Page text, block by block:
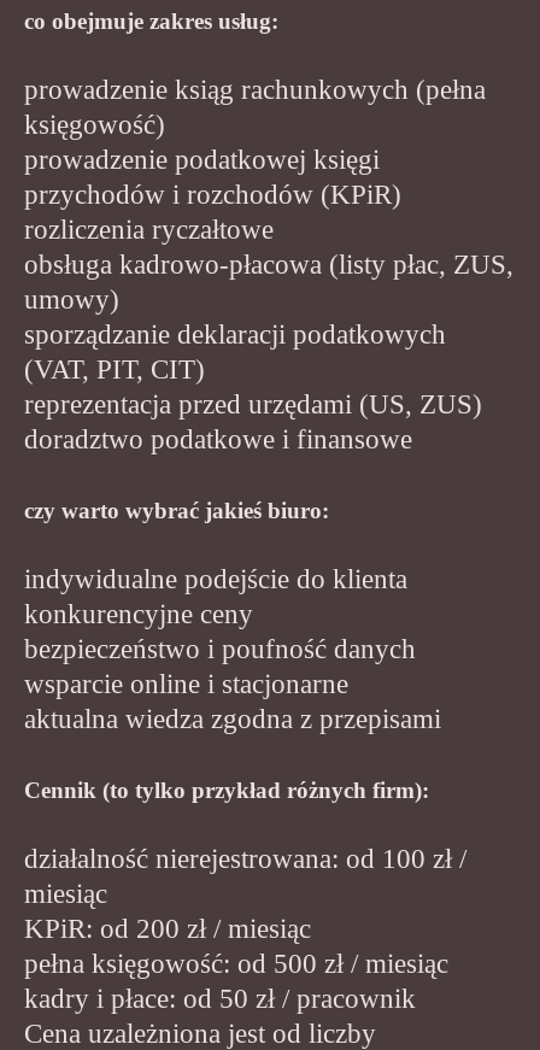
co obejmuje zakres usług:
prowadzenie ksiąg rachunkowych (pełna
księgowość)
prowadzenie podatkowej księgi
przychodów i rozchodów (KPiR)
rozliczenia ryczałtowe
obsługa kadrowo-płacowa (listy płac, ZUS,
umowy)
sporządzanie deklaracji podatkowych
(VAT, PIT, CIT)
reprezentacja przed urzędami (US, ZUS)
doradztwo podatkowe i finansowe
czy warto wybrać jakieś biuro:
indywidualne podejście do klienta
konkurencyjne ceny
bezpieczeństwo i poufność danych
wsparcie online i stacjonarne
aktualna wiedza zgodna z przepisami
Cennik (to tylko przykład różnych firm):
działalność nierejestrowana: od 100 zł /
miesiąc
KPiR: od 200 zł / miesiąc
pełna księgowość: od 500 zł / miesiąc
kadry i płace: od 50 zł / pracownik
Cena uzależniona jest od liczby